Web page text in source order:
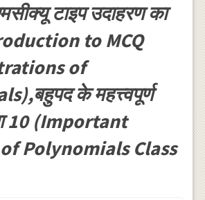
टाइप उदाहरण का
to MCQ
of
के महत्त्वपूर्ण
10 (Important
Polynomials Class